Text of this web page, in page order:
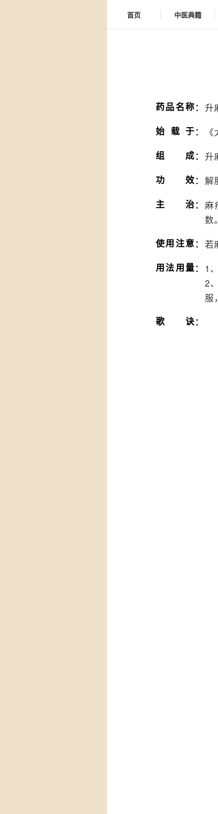
首页 中医典籍
药品名称： 升
始载于：
组成： 升
功效： 解
主治： 麻
数
使用注意： 若
用法用量： 1
2
服
歌诀：